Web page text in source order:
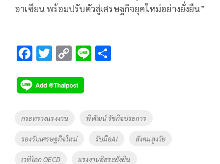
อาเซียน พร้อมปรับตัวสู่เศรษฐกิจยุคใหม่อย่างยั่งยืน”
F
e
b
o
o
k
T
tt
er
C
p
y
n
k
Li
Tags
กระทรวงแรงงาน พิพัฒน์ รัชกิจประการ
รองรับเศรษฐกิจใหม่ รับมือAI สังคมสูงวัย
เวทีโลก OECD แรงงานอิสระยั่งยืน